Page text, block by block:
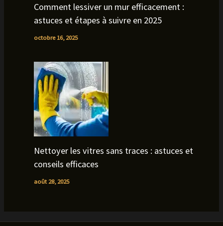
Comment lessiver un mur efficacement :
astuces et étapes à suivre en 2025
octobre 16, 2025
Nettoyer les vitres sans traces : astuces et
conseils efficaces
août 28, 2025